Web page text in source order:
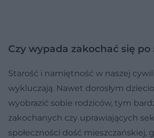
Czy wypada zakochać się po
Starość i namiętność w naszej
wykluczają. Nawet dorosłym
wyobrazić sobie rodziców, tym
zakochanych czy uprawiających
społeczności dość mieszczańskiej,